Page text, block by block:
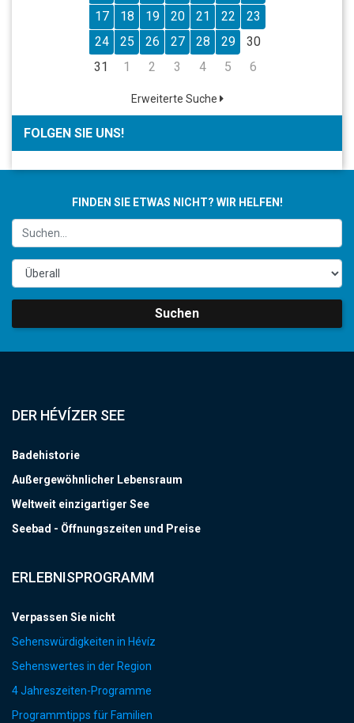
17
18 19 20 21 22
23
24
25 26 27 28 29
30
31
1 2 3 4 5 6
Erweiterte Suche
FOLGEN SIE UNS!
FINDEN SIE ETWAS NICHT? WIR HELFEN!
Suchen
DER HÉVÍZER SEE
Badehistorie
Außergewöhnlicher Lebensraum
Weltweit einzigartiger See
Seebad - Öffnungszeiten und Preise
ERLEBNISPROGRAMM
Verpassen Sie nicht
Sehenswürdigkeiten in Hévíz
Sehenswertes in der Region
4 Jahreszeiten-Programme
Programmtipps für Familien